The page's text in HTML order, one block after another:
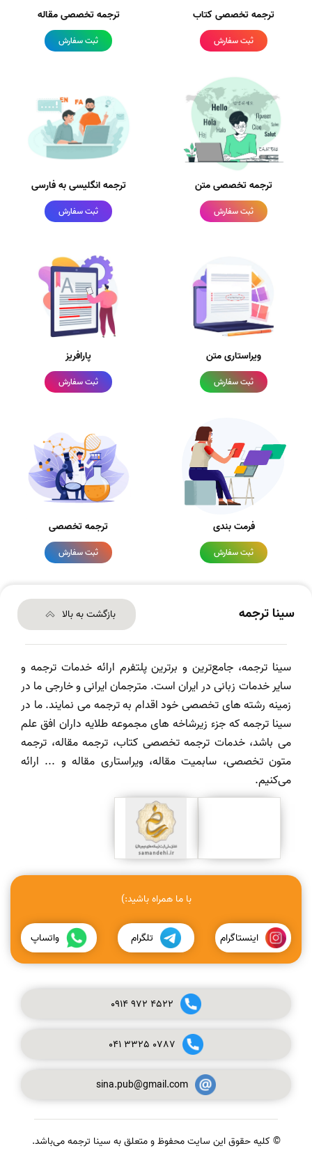
ترجمه تخصصی کتاب
ثبت سفارش
ترجمه تخصصی مقاله
ثبت سفارش
ترجمه تخصصی متن
ثبت سفارش
ترجمه انگلیسی به فارسی
ثبت سفارش
ویراستاری متن
ثبت سفارش
پارافریز
ثبت سفارش
فرمت بندی
ثبت سفارش
ترجمه تخصصی
ثبت سفارش
سینا ترجمه بازگشت به بالا
سینا ترجمه، جامع‌ترین و برترین پلتفرم ارائه خدمات ترجمه و
سایر خدمات زبانی در ایران است. مترجمان ایرانی و خارجی ما در
زمینه رشته های تخصصی خود اقدام به ترجمه می نمایند. ما در
سینا ترجمه که جزء زیرشاخه های مجموعه طلایه داران افق علم
می باشد، خدمات ترجمه تخصصی کتاب، ترجمه مقاله، ترجمه
متون تخصصی، سابمیت مقاله، ویراستاری مقاله و ... ارائه
می‌کنیم.
با ما همراه باشید:)
اینستاگرام تلگرام واتساپ
0914972 4522
041 3325 0787
sina.pub@gmail.com
© کلیه حقوق این سایت محفوظ و متعلق به سینا ترجمه می‌باشد.